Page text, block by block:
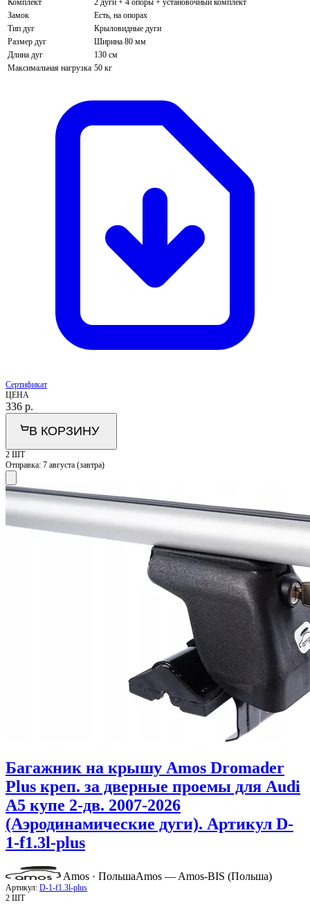
Замок
Есть, на опорах
Тип дуг
Крыловидные дуги
Размер дуг
Ширина 80 мм
Длина дуг
130 см
Максимальная нагрузка 50 кг
Сертификат
ЦЕНА
336 р.
В КОРЗИНУ
2 ШТ
Отправка: 7 августа (завтра)
Багажник на крышу Amos Dromader
Plus креп. за дверные проемы для Audi
A5 купе 2-дв. 2007-2026
(Аэродинамические дуги). Артикул D-
1-f1.3l-plus
Amos · ПольшаAmos — Amos-BIS (Польша)
Артикул: D-1-f1.3l-plus
2 ШТ